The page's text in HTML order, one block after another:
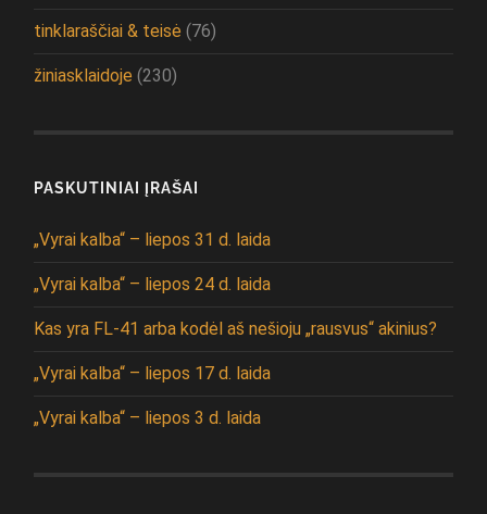
tinklaraščiai & teisė (76)
žiniasklaidoje (230)
PASKUTINIAI ĮRAŠAI
„Vyrai kalba“ – liepos 31 d. laida
„Vyrai kalba“ – liepos 24 d. laida
Kas yra FL-41 arba kodėl aš nešioju „rausvus“ akinius?
„Vyrai kalba“ – liepos 17 d. laida
„Vyrai kalba“ – liepos 3 d. laida